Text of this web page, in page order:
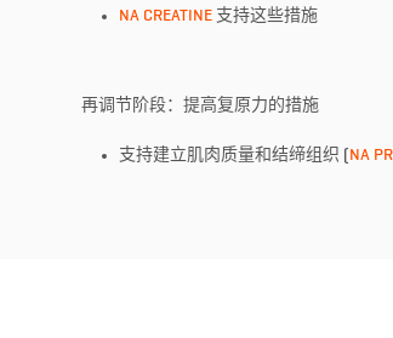
NA CREATINE支持这些措施
再调节阶段：提高复原力的措施
支持建立肌肉质量和结缔组织 ( NA